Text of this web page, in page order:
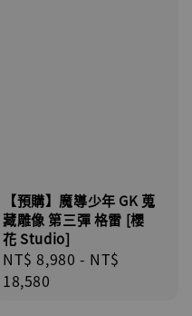
【預購】魔導少年 GK 蒐
藏雕像 第三彈 格雷 [櫻
花 Studio]
Regular
price
NT$ 8,980 - NT$
18,580